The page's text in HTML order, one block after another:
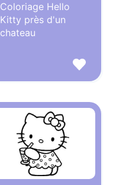
Coloriage Hello
Kitty près d'un
chateau